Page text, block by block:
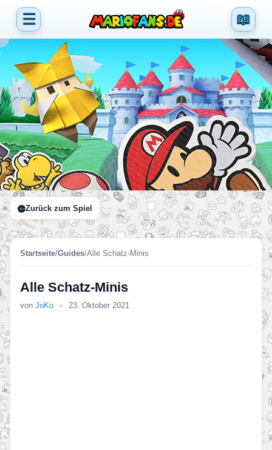
☰ 📖
Zurück zum Spiel
Startseite/Guides/Alle Schatz-Minis
Alle Schatz-Minis
von JoKo • 23. Oktober 2021